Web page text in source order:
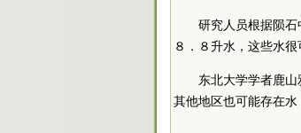
研究人员根据陨
８．８升水，这些水很
东北大学学者鹿
其他地区也可能存在水